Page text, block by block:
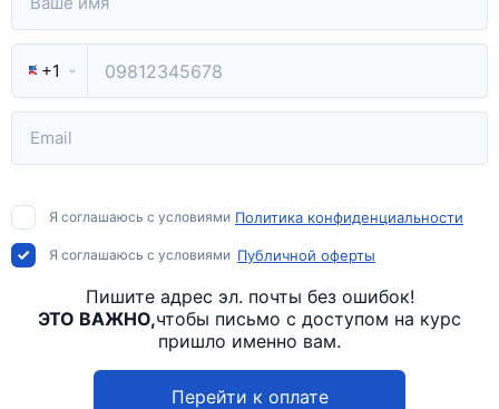
+1
Я соглашаюсь с условиями Политика конфиденциальности
Я соглашаюсь с условиями Публичной оферты
Пишите адрес эл. почты без ошибок!
ЭТО ВАЖНО,чтобы письмо с доступом на курс
пришло именно вам.